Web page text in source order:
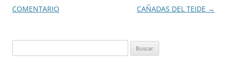
de
COMENTARIO
CAÑADAS DEL TEIDE →